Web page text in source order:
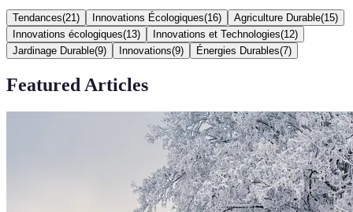
Tendances(21 ) Innovations Écologiques(16) Agriculture Durable(15)
Innovations écologiques(13) Innovations et Technologies(12)
Jardinage Durable(9) Innovations(9) Énergies Durables(7)
Featured Articles